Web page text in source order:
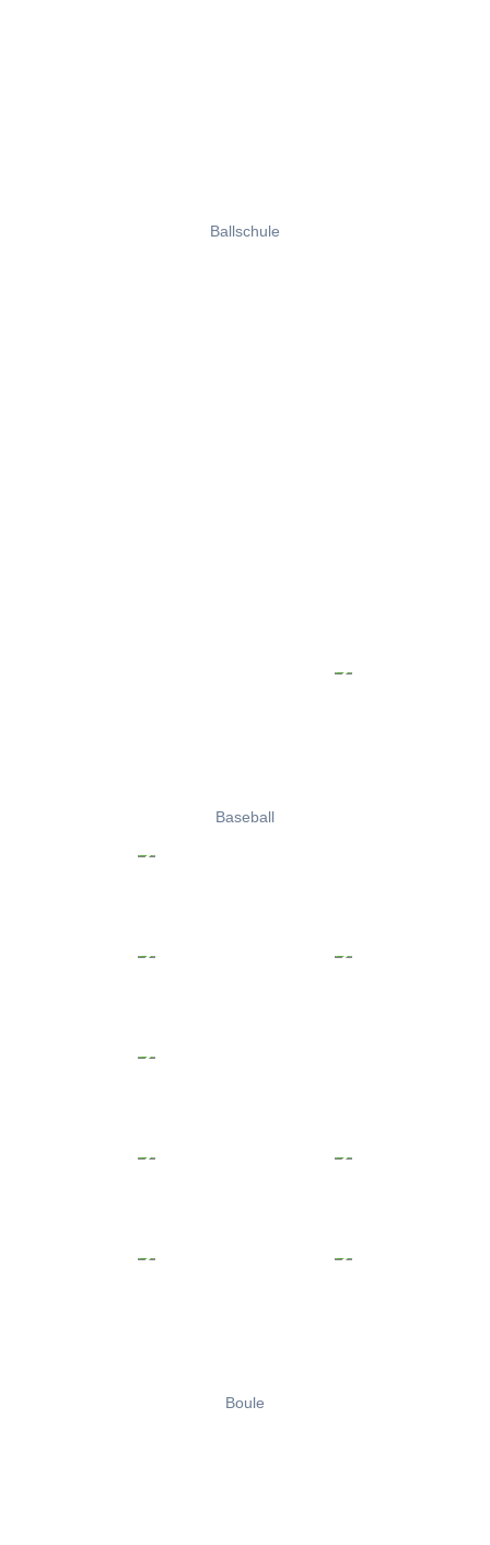
Ballschule
Baseball
Boule